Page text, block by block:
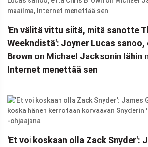
'En välitä vittu siitä, mitä sanotte
Weekndistä': Joyner Lucas sanoo,
Brown on Michael Jacksonin lähin
Internet menettää sen
'Et voi koskaan olla Zack Snyder':